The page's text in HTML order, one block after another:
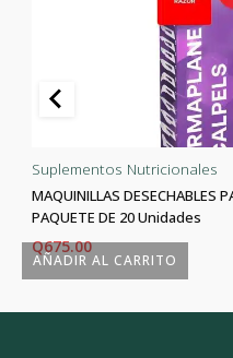
AÑADIR AL CARRITO
Suplementos Nutricionales
MAQUINILLAS DESECHABLES
PAQUETE DE 20 Unidades
Q675.00